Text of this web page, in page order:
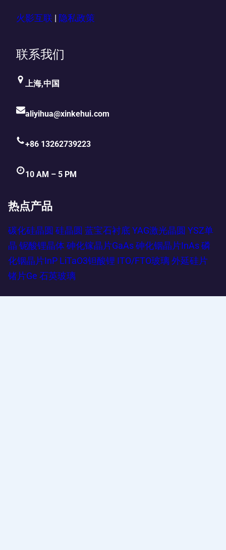
火影互联 隐私政策
联系我们
上海,中国
aliyihua@xinkehui.com
+86 13262739223
10 AM – 5 PM
热点产品
碳化硅晶圆 硅晶圆 蓝宝石衬底 YAG激光晶圆 YSZ单
晶 铌酸锂晶体 砷化镓晶片GaAs 砷化铟晶片InAs 磷
化铟晶片InP LiTaO3钽酸锂 ITO/FTO玻璃 外延硅片
锗片Ge 石英玻璃